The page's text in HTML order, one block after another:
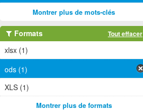
Montrer plus de mots-clés
Formats Tout effacer
xlsx (1)
ods (1)
XLS (1)
Montrer plus de formats